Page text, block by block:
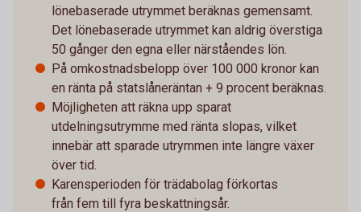
lönebaserade utrymmet beräknas gemensamt.
Det lönebaserade utrymmet kan aldrig överstiga
50 gånger den egna eller närståendes lön.
På omkostnadsbelopp över 100 000 kronor kan
en ränta på statslåneräntan + 9 procent beräknas.
Möjligheten att räkna upp sparat
utdelningsutrymme med ränta slopas, vilket
innebär att sparade utrymmen inte längre växer
över tid.
Karensperioden för trädabolag förkortas
från fem till fyra beskattningsår.